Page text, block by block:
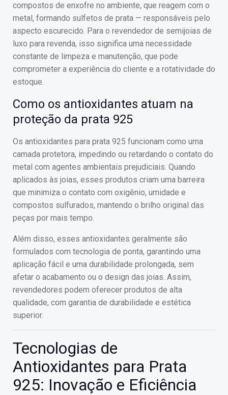
compostos de enxofre no ambiente, que reagem com o
metal, formando sulfetos de prata — responsáveis pelo
aspecto escurecido. Para o revendedor de semijoias de
luxo para revenda, isso significa uma necessidade
constante de limpeza e manutenção, que pode
comprometer a experiência do cliente e a rotatividade do
estoque.
Como os antioxidantes atuam na
proteção da prata 925
Os antioxidantes para prata 925 funcionam como uma
camada protetora, impedindo ou retardando o contato do
metal com agentes ambientais prejudiciais. Quando
aplicados às joias, esses produtos criam uma barreira
que minimiza o contato com oxigênio, umidade e
compostos sulfurados, mantendo o brilho original das
peças por mais tempo.
Além disso, esses antioxidantes geralmente são
formulados com tecnologia de ponta, garantindo uma
aplicação fácil e uma durabilidade prolongada, sem
afetar o acabamento ou o design das joias. Assim,
revendedores podem oferecer produtos de alta
qualidade, com garantia de durabilidade e estética
superior.
Tecnologias de
Antioxidantes para Prata
925: Inovação e Eficiência